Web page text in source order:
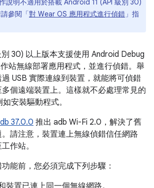
說明不適用於搭載 Android 11 (API 級別 30)
參閱「對 Wear OS 應用程式進行偵錯 」指
別 30) 以上版本支援使用 Android Debug
站無線部署應用程式，並進行偵錯。舉
USB 實際連線到裝置，就能將可偵錯
個遠端裝置上。這樣就不必處理常見的
安裝驅動程式。
37.0.0 推出 adb Wi-Fi 2.0，解決了舊
請注意，裝置連上無線偵錯信任網路
作站。
能前，您必須完成下列步驟：
裝置已連上同一個無線網路。